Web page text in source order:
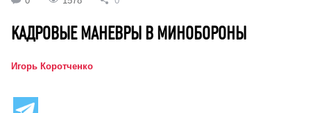
КАДРОВЫЕ МАНЕВРЫ В МИНОБОРОНЫ
Игорь Коротченко